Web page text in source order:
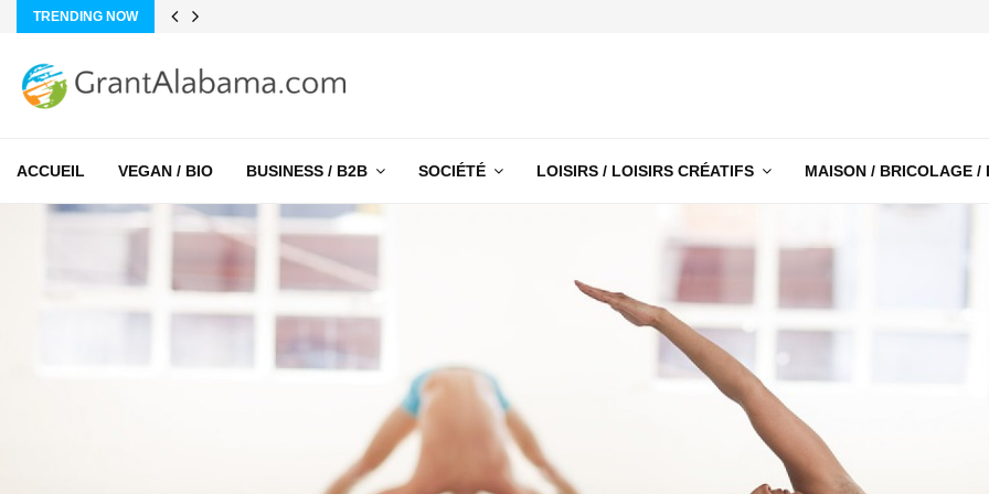
TRENDING NOW
ACCUEIL VEGAN / BIO BUSINESS / B2B SOCIÉTÉ LOISIRS / LOISIRS CRÉATIFS MAISON / BRICOLAGE /